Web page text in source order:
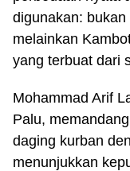
digunakan:
melainkan
yang terbuat dari
Mohammad Arif
Palu,
daging kurban
menunjukkan